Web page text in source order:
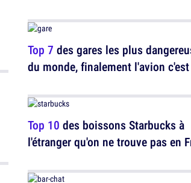
Top 7 des gares les plus
du monde, finalement l'avion
Top 10 des boissons Starbucks à
l'étranger qu'on ne trouve pas en